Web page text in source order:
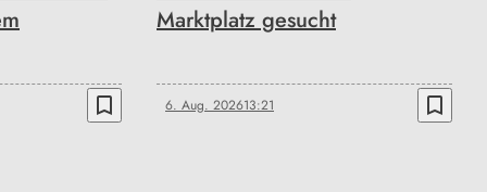
bookmark_border
Marktplatz gesucht
6. Aug. 202613:21 bookmark_border